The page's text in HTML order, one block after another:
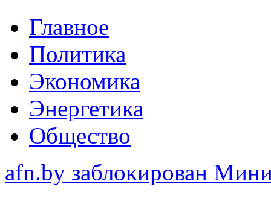
Главное
Политика
Экономика
Энергетика
Общество
afn.by заблокирован